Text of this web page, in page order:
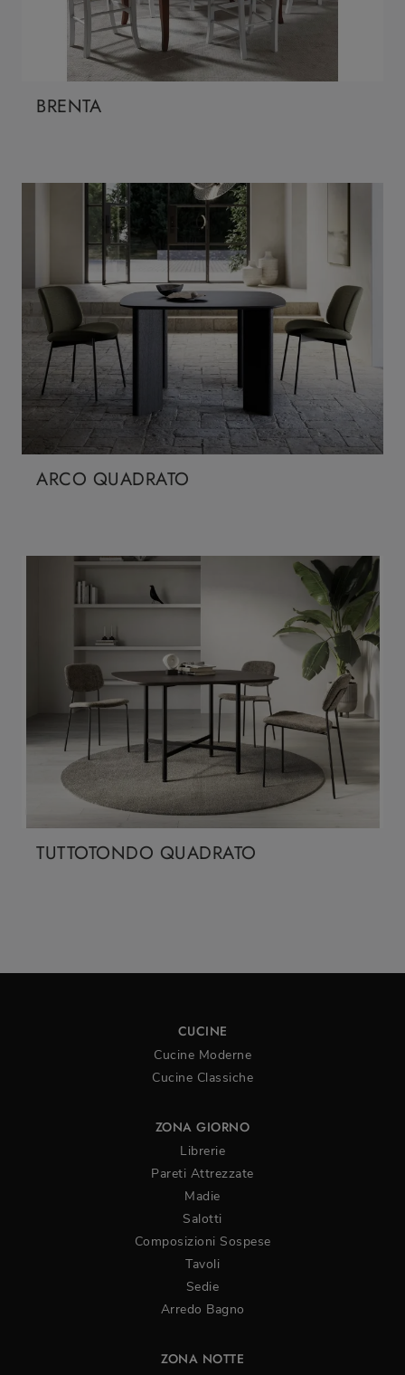
BRENTA
ARCO QUADRATO
TUTTOTONDO QUADRATO
CUCINE
Cucine Moderne
Cucine Classiche
ZONA GIORNO
Librerie
Pareti Attrezzate
Madie
Salotti
Composizioni Sospese
Tavoli
Sedie
Arredo Bagno
ZONA NOTTE